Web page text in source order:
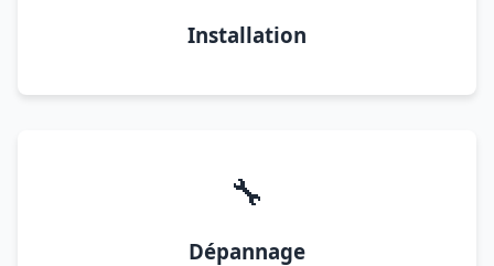
Installation
🔧
Dépannage